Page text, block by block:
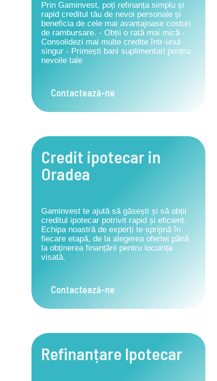
Prin Gaminvest, poți refinanța simplu și
rapid creditul tău de nevoi personale și
beneficia de cele mai avantajoase costuri
de rambursare. - Obții o rată mai mică -
Consolidezi mai multe credite într-unul
singur - Primești bani suplimentari pentru
nevoile tale
Contactează-ne
Credit ipotecar in
Oradea
Gaminvest te ajută să găsești și să obții
creditul ipotecar potrivit rapid și eficient.
Echipa noastră de experți te sprijină în
fiecare etapă, de la alegerea ofertei până
la obținerea finanțării pentru locuința
visată.
Contactează-ne
Refinanțare Ipotecar